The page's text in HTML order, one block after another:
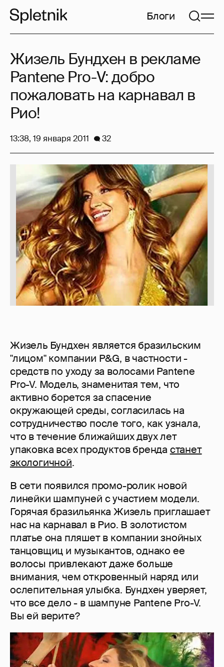
Блоги
Жизель Бундхен является бразильским
"лицом" компании P&G, в частности -
средств по уходу за волосами Pantene
Pro-V. Модель, знаменитая тем, что
активно борется за спасение
окружающей среды, согласилась на
сотрудничество после того, как узнала,
что в течение ближайших двух лет
упаковка всех продуктов бренда станет
экологичной.
В сети появился промо-ролик новой
линейки шампуней с участием модели.
Горячая бразильянка Жизель приглашает
нас на карнавал в Рио. В золотистом
платье она пляшет в компании знойных
танцовщиц и музыкантов, однако ее
волосы привлекают даже больше
внимания, чем откровенный наряд или
ослепительная улыбка. Бундхен уверяет,
что все дело - в шампуне Pantene Pro-V.
Вы ей верите?
Жизель Бундхен в рекламе
Pantene Pro-V: добро
пожаловать на карнавал в
Рио!
13:38, 19 января 2011 32